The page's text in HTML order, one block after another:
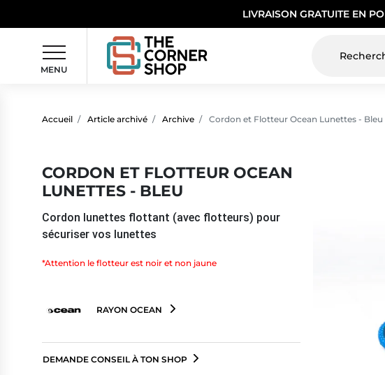
LIVRAISON GRATUITE EN
MENU
Accueil Article archivé Archive Cordon et Flotteur Ocean Lunettes - Bleu
CORDON ET FLOTTEUR OCEAN
LUNETTES - BLEU
Cordon lunettes flottant (avec flotteurs) pour
sécuriser vos lunettes
*Attention le flotteur est noir et non jaune
RAYON OCEAN
DEMANDE CONSEIL À TON SHOP